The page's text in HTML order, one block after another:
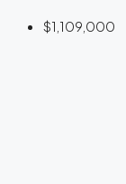
$1,109,000